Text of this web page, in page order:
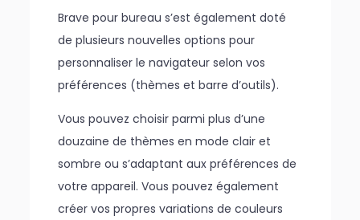
Brave pour bureau s’est également doté
de plusieurs nouvelles options pour
personnaliser le navigateur selon vos
préférences (thèmes et barre d’outils).
Vous pouvez choisir parmi plus d’une
douzaine de thèmes en mode clair et
sombre ou s’adaptant aux préférences de
votre appareil. Vous pouvez également
créer vos propres variations de couleurs